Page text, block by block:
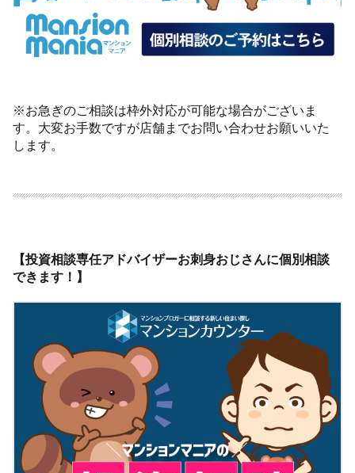
※お急ぎのご相談は枠外対応が可能な場合がございま
す。大変お手数ですが店舗までお問い合わせお願いいた
します。
【投資相談専任アドバイザーお刺身おじさんに個別相談
できます！】